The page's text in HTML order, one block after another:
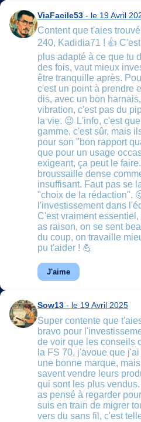
ViaFacile53 - le 19 Avril
Content que t'aies
240, Kadidia71 ! 👍
plus adapté à ce que tu
des fois, vaut mieux
être tranquille après.
c'est un point à prendre
dis, avec un bon
vibration, c'est pas du
la vie. 😉 L'info, c'est
gamme, c'est sûr, mais
pour son "bon rapport
que pour un usage
exigeant, ça peut le
broussaille dense
insuffisant. Faut pas se
"choix de la rédaction".
l'investissement dans
C'est vraiment
as raison, on se sent
du coup, on travaille
pu t'aider ! 💪
J'aime
Sow13 - le 19 Avril 2025
Super contente que
bravo pour
de voir que les conseils
la FS 70, j'avoue que
une bonne marque,
savent vendre leurs
qui sont les plus
as pensé à regarder
suis en train de migrer
vers du sans fil, c'est